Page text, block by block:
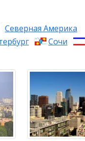
Северная Америка
Сочи